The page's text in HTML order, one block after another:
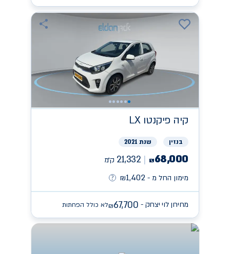
קיה פיקנטו LX
בנזין שנת 2021
₪68,000
21,332 ק״מ
מימון החל מ -
₪1,402
מחירון לוי יצחק - ₪67,700 לא כולל הפחתות